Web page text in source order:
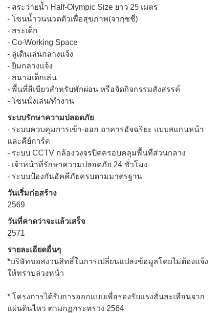
- สระว่ายน้ำ Half-Olympic Size ยาว 25 เมตร
- โซนน้ำวนนวดตัวเพื่อสุขภาพ(จากุชชี่)
- สระเด็ก
- Co-Working Space
- ลู่เดินเล่นกลางแจ้ง
- ยิมกลางแจ้ง
- สนามเด็กเล่น
- พื้นที่สีเขียวสำหรับพักผ่อน หรือจัดกิจกรรมสังสรรค์
- โซนนั่งเล่น/ทำงาน
ระบบรักษาความปลอดภัย
- ระบบควบคุมการเข้า-ออก อาคารอัจฉริยะ แบบสแกนหน้า
และคีย์การ์ด
- ระบบ CCTV กล้องวงจรปิดครอบคลุมพื้นที่ส่วนกลาง
- เจ้าหน้าที่รักษาความปลอดภัย 24 ชั่วโมง
- ระบบป้องกันอัคคีภัยครบตามมาตรฐาน
วันเริ่มก่อสร้าง
2569
วันที่คาดว่าจะแล้วเสร็จ
2571
รายละเอียดอื่นๆ
*บริษัทขอสงวนสิทธิ์ในการเปลี่ยนแปลงข้อมูลโดยไม่ต้องแจ้ง
ให้ทราบล่วงหน้า
* โครงการได้รับการออกแบบเพื่อรองรับเเรงสั่นสะเทือนจาก
แผ่นดินไหว ตามกฏกระทรวง 2564